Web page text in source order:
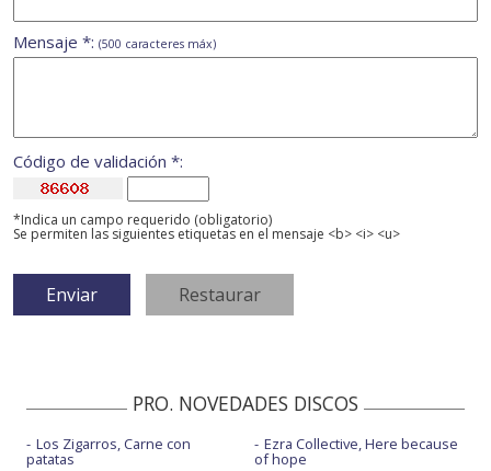
Mensaje *: (500 caracteres máx)
Código de validación *:
*Indica un campo requerido (obligatorio)
Se permiten las siguientes etiquetas en el mensaje <b> <i> <u>
PRO. NOVEDADES DISCOS
Los Zigarros, Carne con
patatas
Ezra Collective, Here because
of hope